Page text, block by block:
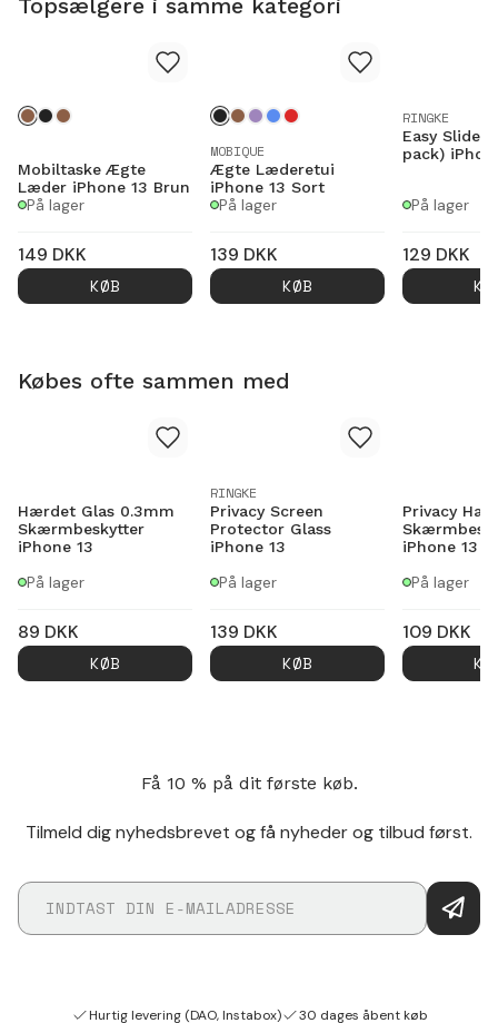
Topsælgere i samme kategori
Mobiltaske Ægte
Læder iPhone 13 Brun
På lager
149 DKK
KØB
MOBIQUE
Ægte Læderetui
iPhone 13 Sort
På lager
139 DKK
KØB
RINGKE
Easy Slide
pack)
På lager
129 DKK
Købes ofte sammen med
Hærdet Glas 0.3mm
Skærmbeskytter
iPhone 13
På lager
89 DKK
KØB
RINGKE
Privacy Screen
Protector Glass
iPhone 13
På lager
139 DKK
KØB
Privacy
iPhone 13
På lager
109 DKK
Få 10 % på dit første køb.
Tilmeld dig nyhedsbrevet og få nyheder og tilbud først.
Hurtig levering (DAO, Instabox) 30 dages åbent køb